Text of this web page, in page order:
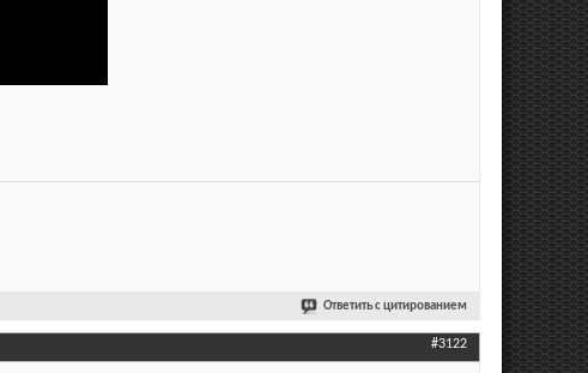
Ответить с цитированием
#3122